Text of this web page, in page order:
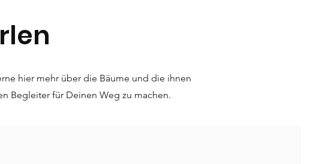
hier mehr über die Bäume und die ihnen
Begleiter für Deinen Weg zu machen.